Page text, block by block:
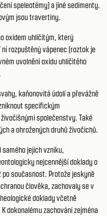
speleotémy) a jiné sedimenty.
jsou travertiny.
oxidem uhličitým, který
rozpuštěný vápenec (roztok je
uvolnění oxidu uhličitého
kaňonovitá údolí a převážně
specifickým
společenstvy. Také
a ohrožených druhů živočichů.
jejich vzniku,
nejcennější doklady o
současnost. Protože jeskyně
člověka, zachovaly se v
doklady včetně
dokonalému zachování zejména